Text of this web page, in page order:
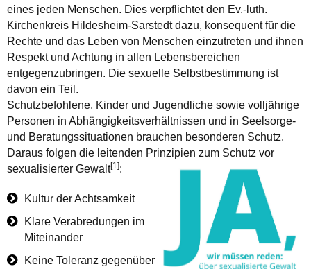
eines jeden Menschen. Dies verpflichtet den Ev.-luth.
Kirchenkreis Hildesheim-Sarstedt dazu, konsequent für die
Rechte und das Leben von Menschen einzutreten und ihnen
Respekt und Achtung in allen Lebensbereichen
entgegenzubringen. Die sexuelle Selbstbestimmung ist
davon ein Teil.
Schutzbefohlene, Kinder und Jugendliche sowie volljährige
Personen in Abhängigkeitsverhältnissen und in Seelsorge-
und Beratungssituationen brauchen besonderen Schutz.
Daraus folgen die leitenden Prinzipien zum Schutz vor
sexualisierter Gewalt[1]:
Kultur der Achtsamkeit
Klare Verabredungen im
Miteinander
Keine Toleranz gegenüber